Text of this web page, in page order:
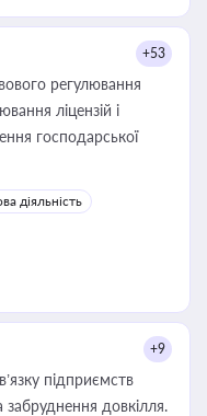
+53
регулювання
ліцензій і
господарської
діяльність
+9
підприємств
забруднення довкілля.